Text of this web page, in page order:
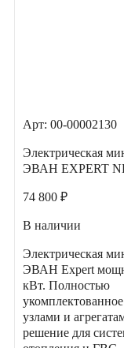
Арт: 00-00002130
Электрическая
ЭВАН EXPERT
74 800 ₽
В наличии
Электрическая
ЭВАН Expert
кВт. Полностью
узлами и
решение для